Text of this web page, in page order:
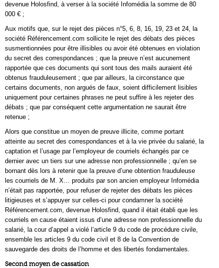
devenue Holosfind, à verser à la société Infomédia la somme de 80
000 € ;
Aux motifs que, sur le rejet des pièces n°5, 6, 8, 16, 19, 23 et 24, la
société Référencement.com sollicite le rejet des débats des pièces
susmentionnées pour être illisibles ou avoir été obtenues en violation
du secret des correspondances ; que la preuve n’est aucunement
rapportée que ces documents qui sont tous des mails auraient été
obtenus frauduleusement ; que par ailleurs, la circonstance que
certains documents, non argués de faux, soient difficilement lisibles
uniquement pour certaines phrases ne peut suffire à les rejeter des
débats ; que par conséquent cette argumentation ne saurait être
retenue ;
Alors que constitue un moyen de preuve illicite, comme portant
atteinte au secret des correspondances et à la vie privée du salarié, la
captation et l’usage par l’employeur de courriels échangés par ce
dernier avec un tiers sur une adresse non professionnelle ; qu’en se
bornant dès lors à retenir que la preuve d’une obtention frauduleuse
les courriels de M. X… produits par son ancien employeur Infomédia
n’était pas rapportée, pour refuser de rejeter des débats les pièces
litigieuses et s’appuyer sur celles-ci pour condamner la société
Référencement.com, devenue Holosfind, quand il était établi que les
courriels en cause étaient issus d’une adresse non professionnelle du
salarié, la cour d’appel a violé l’article 9 du code de procédure civile,
ensemble les articles 9 du code civil et 8 de la Convention de
sauvegarde des droits de l’homme et des libertés fondamentales.
Second moyen de cassation